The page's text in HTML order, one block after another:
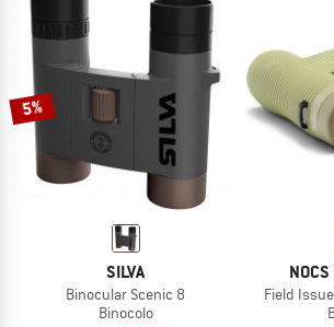
5%
SILVA
Binocular Scenic 8
Binocolo
Field